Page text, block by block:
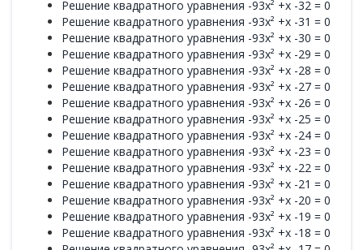
Решение квадратного уравнения -93x² +x -32 = 0
Решение квадратного уравнения -93x² +x -31 = 0
Решение квадратного уравнения -93x² +x -30 = 0
Решение квадратного уравнения -93x² +x -29 = 0
Решение квадратного уравнения -93x² +x -28 = 0
Решение квадратного уравнения -93x² +x -27 = 0
Решение квадратного уравнения -93x² +x -26 = 0
Решение квадратного уравнения -93x² +x -25 = 0
Решение квадратного уравнения -93x² +x -24 = 0
Решение квадратного уравнения -93x² +x -23 = 0
Решение квадратного уравнения -93x² +x -22 = 0
Решение квадратного уравнения -93x² +x -21 = 0
Решение квадратного уравнения -93x² +x -20 = 0
Решение квадратного уравнения -93x² +x -19 = 0
Решение квадратного уравнения -93x² +x -18 = 0